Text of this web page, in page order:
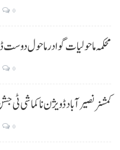
0
محکمہ ماحولیات گوادر ماحول
0
کمشنر نصیر آباد ڈویژن نا کماشی ٹی
0